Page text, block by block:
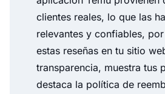
clientes reales, lo que las
relevantes y confiables,
estas reseñas en tu sitio
transparencia, muestra tus
destaca la política de